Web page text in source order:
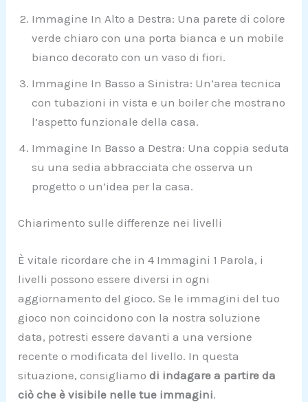
Immagine In Alto a Destra: Una parete di colore
verde chiaro con una porta bianca e un mobile
bianco decorato con un vaso di fiori.
Immagine In Basso a Sinistra: Un’area tecnica
con tubazioni in vista e un boiler che mostrano
l’aspetto funzionale della casa.
Immagine In Basso a Destra: Una coppia seduta
su una sedia abbracciata che osserva un
progetto o un’idea per la casa.
Chiarimento sulle differenze nei livelli
È vitale ricordare che in 4 Immagini 1 Parola, i
livelli possono essere diversi in ogni
aggiornamento del gioco. Se le immagini del tuo
gioco non coincidono con la nostra soluzione
data, potresti essere davanti a una versione
recente o modificata del livello. In questa
situazione, consigliamodi indagare a partire da
ciò che è visibile nelle tue immagini.